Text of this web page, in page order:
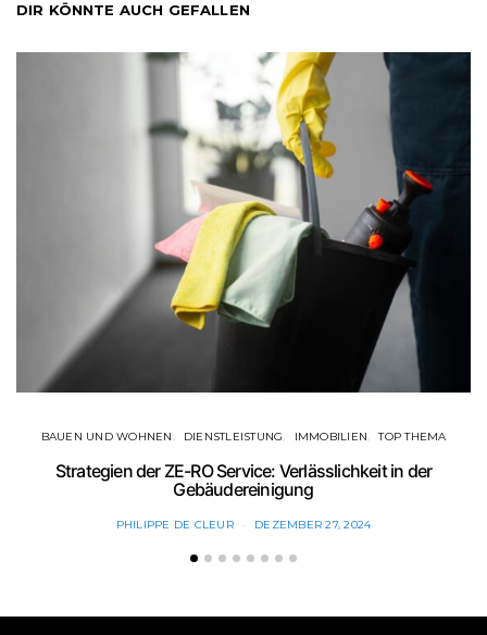
DIR KÖNNTE AUCH GEFALLEN
BAUEN UND WOHNEN DIENSTLEISTUNG IMMOBILIEN TOP THEMA
Strategien der ZE-RO Service: Verlässlichkeit in der
Gebäudereinigung
PHILIPPE DE CLEUR DEZEMBER 27, 2024